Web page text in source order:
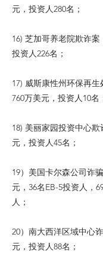
元，投资人280名；
16) 芝加哥养老院欺诈案
投资人226名；
17) 威斯康性州环保再
760万美元，投资人10名
18) 美丽家园投资中心欺
元，投资人45名；
19）美国卡尔森公司诈
元，36名EB-5投资人，
人；
20）南大西洋区域中心
元，投资人88名；